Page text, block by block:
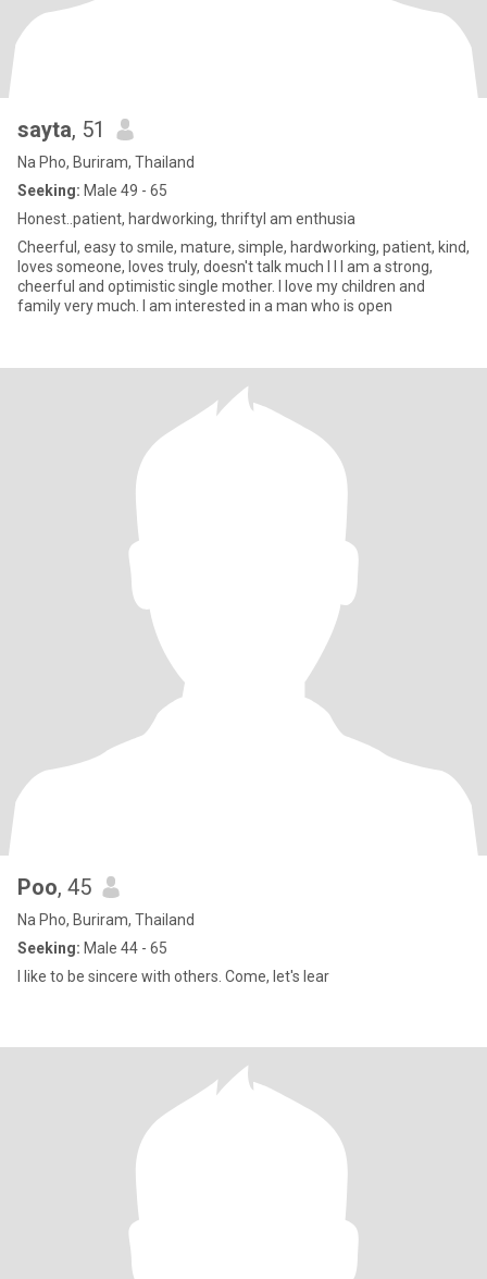
sayta, 51
Na Pho, Buriram, Thailand
Seeking: Male 49 - 65
Honest..patient, hardworking, thriftyI am enthusia
Cheerful, easy to smile, mature, simple, hardworking, patient, kind,
loves someone, loves truly, doesn't talk much I I I am a strong,
cheerful and optimistic single mother. I love my children and
family very much. I am interested in a man who is open
Poo, 45
Na Pho, Buriram, Thailand
Seeking: Male 44 - 65
I like to be sincere with others. Come, let's lear